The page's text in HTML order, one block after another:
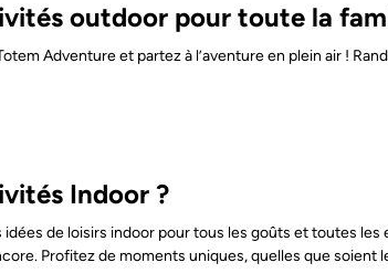
outdoor pour toute la
Adventure et partez à l’aventure en plein air !
Indoor ?
de loisirs indoor pour tous les goûts et toutes
Profitez de moments uniques, quelles que soient